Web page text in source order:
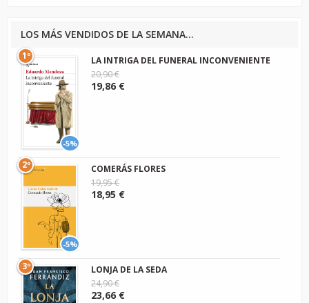
LOS MÁS VENDIDOS DE LA SEMANA...
-5%
1º
LA INTRIGA DEL FUNERAL INCONVENIENTE
20,90 €
19,86 €
-5%
2º
COMERÁS FLORES
19,95 €
18,95 €
3º
LONJA DE LA SEDA
24,90 €
23,66 €